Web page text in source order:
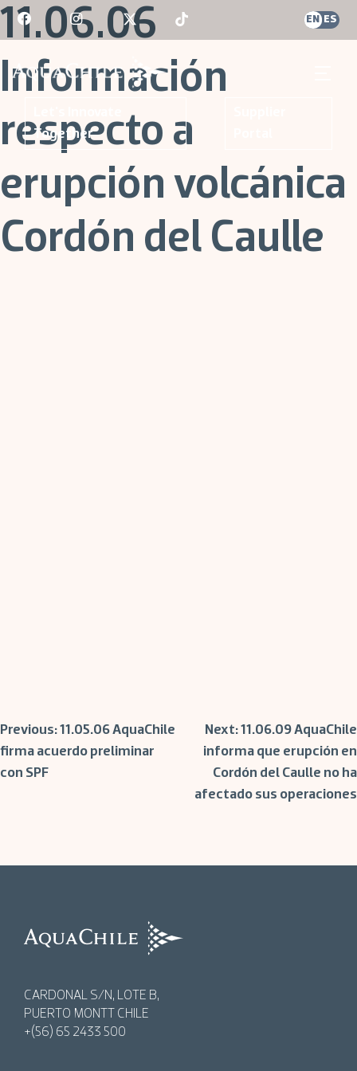
Skip
EN ES
Together
11.06.06
Información
respecto a
erupción volcánica
Cordón del Caulle
Post
navigation
Previous:11.05.06 AquaChile
firma acuerdo preliminar
con SPF
Next:11.06.09 AquaChile
informa que erupción en
Cordón del Caulle no ha
afectado sus operaciones
CARDONAL S/N, LOTE B,
PUERTO MONTT CHILE
+(56) 65 2433 500